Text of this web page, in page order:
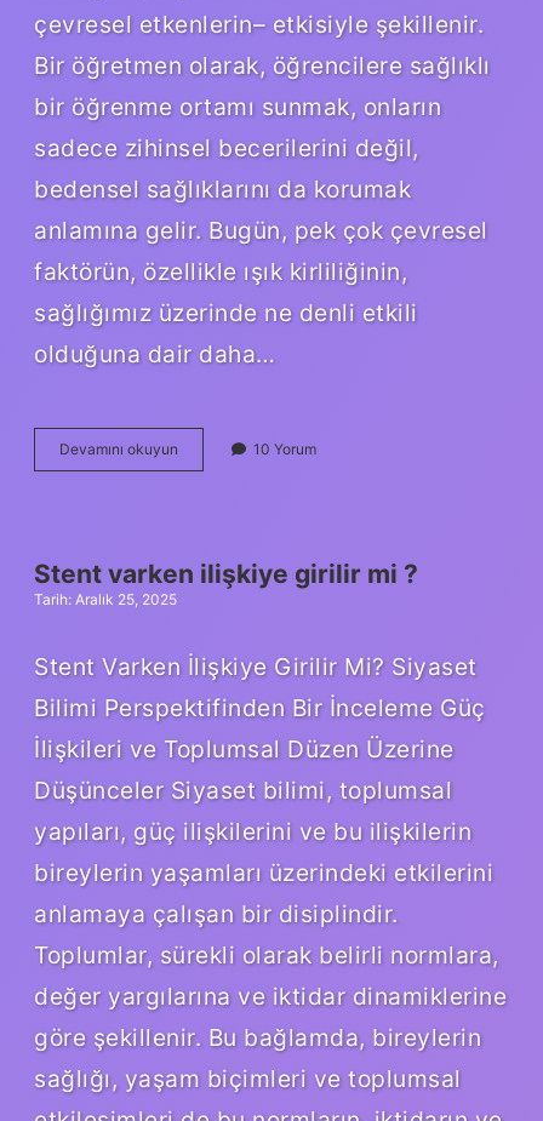
çevresel etkenlerin– etkisiyle şekillenir.
Bir öğretmen olarak, öğrencilere sağlıklı
bir öğrenme ortamı sunmak, onların
sadece zihinsel becerilerini değil,
bedensel sağlıklarını da korumak
anlamına gelir. Bugün, pek çok çevresel
faktörün, özellikle ışık kirliliğinin,
sağlığımız üzerinde ne denli etkili
olduğuna dair daha…
Devamını okuyun
kirliliğinin
?
10 Yorum
Stent varken ilişkiye girilir mi ?
Tarih: Aralık 25, 2025
Stent Varken İlişkiye Girilir Mi? Siyaset
Bilimi Perspektifinden Bir İnceleme Güç
İlişkileri ve Toplumsal Düzen Üzerine
Düşünceler Siyaset bilimi, toplumsal
yapıları, güç ilişkilerini ve bu ilişkilerin
bireylerin yaşamları üzerindeki etkilerini
anlamaya çalışan bir disiplindir.
Toplumlar, sürekli olarak belirli normlara,
değer yargılarına ve iktidar dinamiklerine
göre şekillenir. Bu bağlamda, bireylerin
sağlığı, yaşam biçimleri ve toplumsal